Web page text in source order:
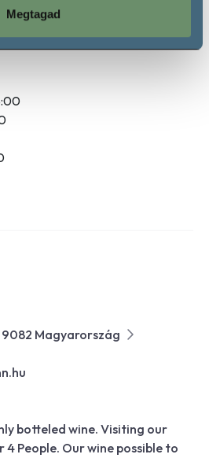
Megtagad
9082 Magyarország
botteled wine. Visiting our
People. Our wine possible to